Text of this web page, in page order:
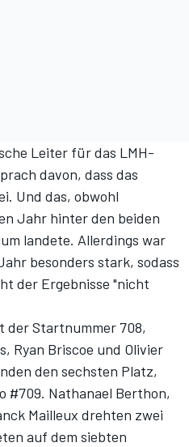
Leiter für das LMH-
davon, dass das
Und das, obwohl
Jahr hinter den beiden
landete. Allerdings war
besonders stark, sodass
der Ergebnisse "nicht
der Startnummer 708,
Ryan Briscoe und Olivier
den sechsten Platz,
#709. Nathanael Berthon,
Mailleux drehten zwei
auf dem siebten